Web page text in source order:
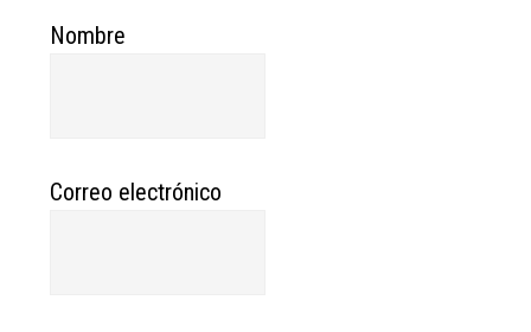
Nombre
Correo electrónico